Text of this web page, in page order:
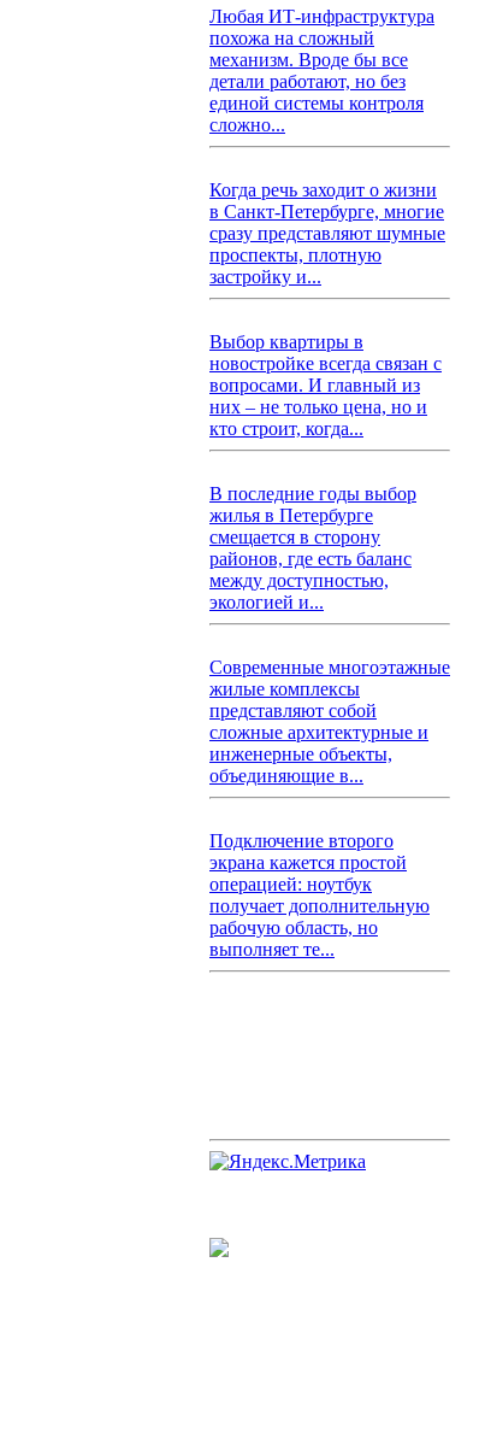
Любая ИТ-инфраструктура
похожа на сложный
механизм. Вроде бы все
детали работают, но без
единой системы контроля
сложно...
Когда речь заходит о жизни
в Санкт-Петербурге, многие
сразу представляют шумные
проспекты, плотную
застройку и...
Выбор квартиры в
новостройке всегда связан с
вопросами. И главный из
них – не только цена, но и
кто строит, когда...
В последние годы выбор
жилья в Петербурге
смещается в сторону
районов, где есть баланс
между доступностью,
экологией и...
Современные многоэтажные
жилые комплексы
представляют собой
сложные архитектурные и
инженерные объекты,
объединяющие в...
Подключение второго
экрана кажется простой
операцией: ноутбук
получает дополнительную
рабочую область, но
выполняет те...